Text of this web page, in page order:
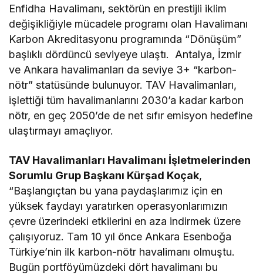
Enfidha Havalimanı, sektörün en prestijli iklim
değişikliğiyle mücadele programı olan Havalimanı
Karbon Akreditasyonu programında “Dönüşüm”
başlıklı dördüncü seviyeye ulaştı. Antalya, İzmir
ve Ankara havalimanları da seviye 3+ “karbon-
nötr” statüsünde bulunuyor. TAV Havalimanları,
işlettiği tüm havalimanlarını 2030’a kadar karbon
nötr, en geç 2050’de de net sıfır emisyon hedefine
ulaştırmayı amaçlıyor.
TAV Havalimanları Havalimanı İşletmelerinden
Sorumlu Grup Başkanı Kürşad Koçak,
“Başlangıçtan bu yana paydaşlarımız için en
yüksek faydayı yaratırken operasyonlarımızın
çevre üzerindeki etkilerini en aza indirmek üzere
çalışıyoruz. Tam 10 yıl önce Ankara Esenboğa
Türkiye’nin ilk karbon-nötr havalimanı olmuştu.
Bugün portföyümüzdeki dört havalimanı bu